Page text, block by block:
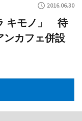
2016.06.30
キモノ」 待
ンカフェ併設